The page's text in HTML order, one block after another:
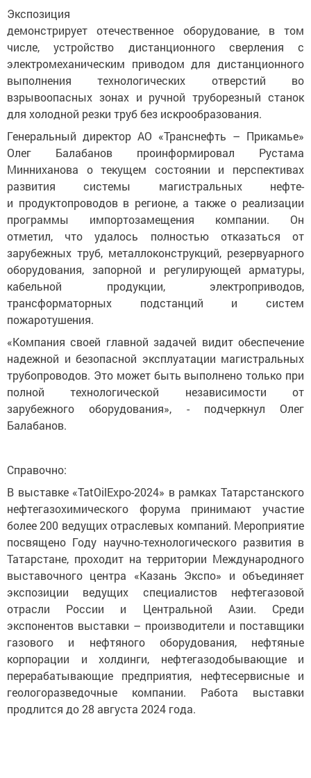
демонстрирует отечественное оборудование, в том
числе, устройство дистанционного сверления с
электромеханическим приводом для дистанционного
выполнения технологических отверстий во
взрывоопасных зонах и ручной труборезный станок
для холодной резки труб без искрообразования.
Генеральный директор АО «Транснефть – Прикамье»
Олег Балабанов проинформировал Рустама
Минниханова о текущем состоянии и перспективах
развития системы магистральных нефте-
и продуктопроводов в регионе, а также о реализации
программы импортозамещения компании. Он
отметил, что удалось полностью отказаться от
зарубежных труб, металлоконструкций, резервуарного
оборудования, запорной и регулирующей арматуры,
кабельной продукции, электроприводов,
трансформаторных подстанций и систем
пожаротушения.
«Компания своей главной задачей видит обеспечение
надежной и безопасной эксплуатации магистральных
трубопроводов. Это может быть выполнено только при
полной технологической независимости от
зарубежного оборудования», - подчеркнул Олег
Балабанов.
В выставке «TatOilExpo-2024» в рамках Татарстанского
нефтегазохимического форума принимают участие
более 200 ведущих отраслевых компаний. Мероприятие
посвящено Году научно-технологического развития в
Татарстане, проходит на территории Международного
выставочного центра «Казань Экспо» и объединяет
экспозиции ведущих специалистов нефтегазовой
отрасли России и Центральной Азии. Среди
экспонентов выставки – производители и поставщики
газового и нефтяного оборудования, нефтяные
корпорации и холдинги, нефтегазодобывающие и
перерабатывающие предприятия, нефтесервисные и
геологоразведочные компании. Работа выставки
продлится до 28 августа 2024 года.